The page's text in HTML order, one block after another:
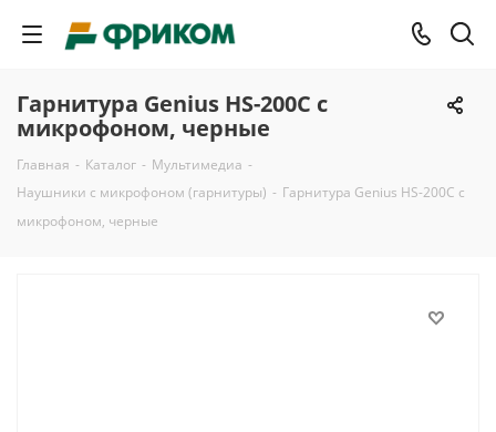
Гарнитура Genius HS-200С с
микрофоном, черные
Главная - Каталог - Мультимедиа -
Наушники с микрофоном (гарнитуры) - Гарнитура Genius HS-200С с
микрофоном, черные